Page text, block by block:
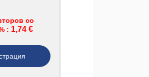
со
: 1,74 €